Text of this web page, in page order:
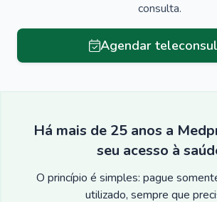
consulta.
Agendar
Há mais de 25 anos a
seu acesso à
O princípio é simples: pague
utilizado, sempre que